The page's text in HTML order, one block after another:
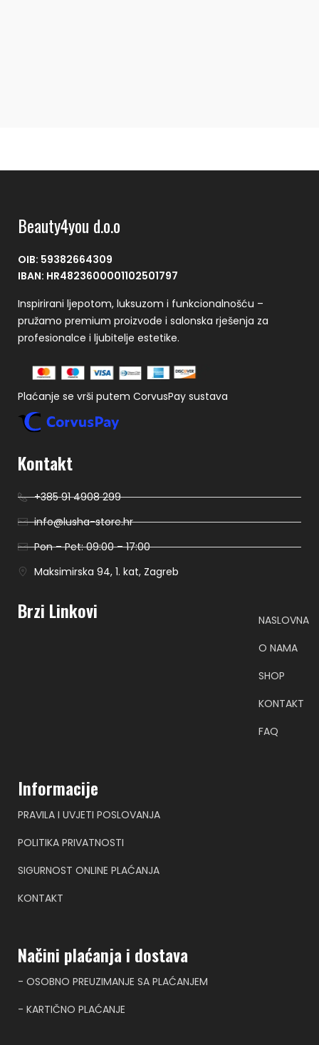
Beauty4you d.o.o
OIB: 59382664309
IBAN: HR4823600001102501797
Inspirirani ljepotom, luksuzom i funkcionalnošću –
pružamo premium proizvode i salonska rješenja za
profesionalce i ljubitelje estetike.
Plaćanje se vrši putem CorvusPay sustava
Kontakt
+385 91 4908 299
info@lusha-store.hr
Pon – Pet: 09:00 – 17:00
Maksimirska 94, 1. kat, Zagreb
Brzi Linkovi
NASLOVNA
O NAMA
SHOP
KONTAKT
FAQ
Informacije
PRAVILA I UVJETI POSLOVANJA
POLITIKA PRIVATNOSTI
SIGURNOST ONLINE PLAĆANJA
KONTAKT
Načini plaćanja i dostava
- OSOBNO PREUZIMANJE SA PLAĆANJEM
- KARTIČNO PLAĆANJE